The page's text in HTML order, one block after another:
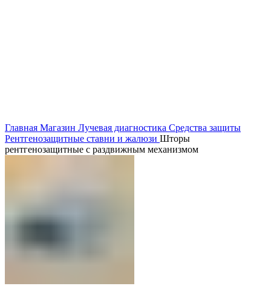
Главная Магазин Лучевая диагностика Средства защиты
Рентгенозащитные ставни и жалюзи Шторы
рентгенозащитные с раздвижным механизмом